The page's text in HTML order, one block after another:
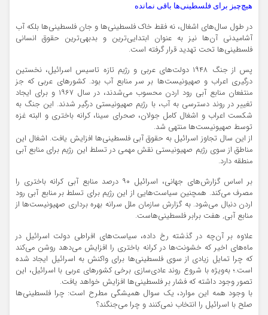
هیچ‌چبز برای فلسطینی‌ها باقی نمانده
در طول سال‌های اشغال، نه فقط خاک فلسطینی‌ها و جان فلسطینی‌ها بلکه آب
آشامیدنی آن‌ها نیز به عنوان ابتدایی‌ترین و بدبهی‌ترین حقوق انسانی
فلسطینی‌ها تحت تهدید قرار گرفته است.
پس از جنگ ۱۹۴۸ دولت‌های عربی و رژیم تازه تاسیس اسرائیل، نخستین
درگیری اعراب و صهیونیست‌ها بر سر منابع آب بود. کشورهای عربی که جز
منتفعان منابع آبی رود اردن محسوب می‌شدند، در سال ۱۹۶۷ و برای ایجاد
تغییر در روند دسترسی به آب، با رژیم صهیونیستی درگیر شدند. این جنگ به
شکست اعراب و اشغال کامل جولان، صحرای سینا، کرانه باختری و البته غزه
توسط صهیونیست‌ها منتهی شد.
از این سال تجاوز اسرائیل به حقوق آبی فلسطینی‌ها افزایش یافت. اشغال این
مناطق از سوی رژیم صهیونیستی نقش مهمی در تسلط این رژیم برای منابع آبی
منطقه دارد.
بر اساس گزارش‌های جهانی، اسرائیل ۹۰ درصد منابع آبی کرانه باختری را
مصرف می‌کند. همچنین سیاست‌هایی از این رژیم برای تسلط بر منابع آبی رود
اردن دنبال می‌شود. به گزارش سازمان ملل سرانه بهره برداری صهیونیست‌ها از
منابع آبی, هفت برابر فلسطینی‌هاست.
علاوه بر آن‌چه در گذشته رخ داده، سیاست‌های افراطی دولت اسرائیل در
ماه‌های اخیر که خشونت‌ها در کرانه باختری را افزایش می‌دهد روشن می‌کند
که چرا تمایل زیادی از سوی فلسطینی‌ها برای واکنش به اسرائیل ایجاد شده
است.؛ به‌ویژه با شروع روند عادی‌سازی برخی کشورهای عربی با اسرائیل، این
تصور وجود داشته که فشار بر فلسطینی‌ها افزایش خواهد یافت.
با وجود همه‌ این موارد، یک سوال همیشگی مطرح است: چرا فلسطینی‌ها
صلح با اسرائیل را انتخاب نمی‌کنند و چرا می‌جنگند؟